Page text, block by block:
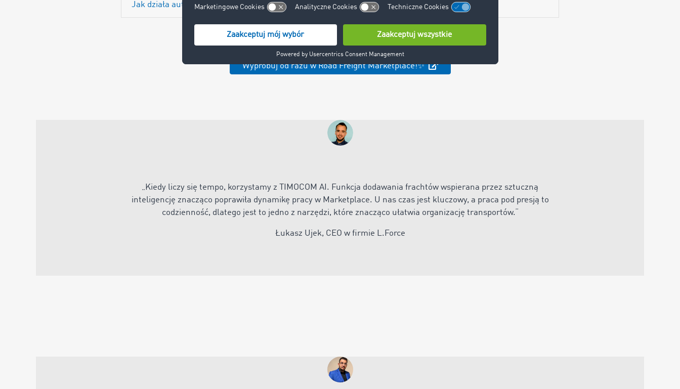
Jak działa automatyczne przejmowanie danych ładunku?
Wypróbuj od razu w Road Freight Marketplace!✨
„ Kiedy liczy się tempo, korzystamy z TIMOCOM AI. Funkcja dodawania frachtów wspierana przez sztuczną
inteligencję znacząco poprawiła dynamikę pracy w Marketplace. U nas czas jest kluczowy, a praca pod presją to
codzienność, dlatego jest to jedno z narzędzi, które znacząco ułatwia organizację transportów.“
Łukasz Ujek, CEO w firmie L.Force